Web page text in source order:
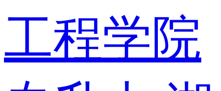
工程学院